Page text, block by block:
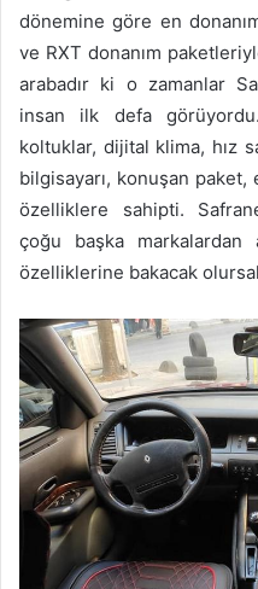
dönemine göre en
ve RXT donanım
arabadır ki o zamanlar
insan ilk defa
koltuklar, dijital klima, hız
bilgisayarı, konuşan
özelliklere sahipti.
çoğu başka markalardan
özelliklerine bakacak